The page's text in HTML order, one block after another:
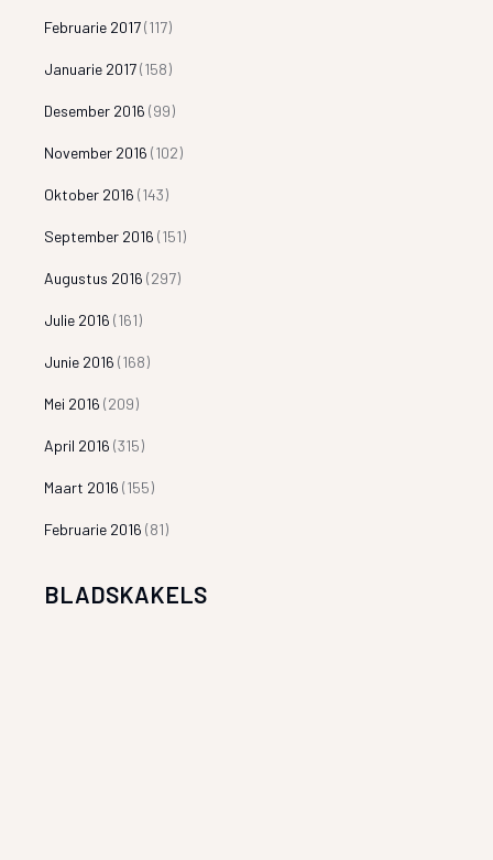
Februarie 2017(117)
Januarie 2017(158)
Desember 2016 (99)
November 2016 (102)
Oktober 2016 (143)
September 2016 (151)
Augustus 2016 (297)
Julie 2016 (161)
Junie 2016 (168)
Mei 2016 (209)
April 2016 (315)
Maart 2016 (155)
Februarie 2016 (81)
BLADSKAKELS